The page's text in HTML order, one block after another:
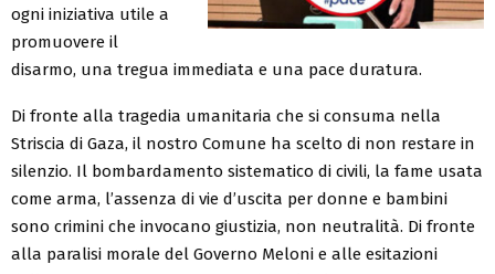
ogni iniziativa utile a
promuovere il
disarmo, una tregua immediata e una pace duratura.
Di fronte alla tragedia umanitaria che si consuma nella
Striscia di Gaza, il nostro Comune ha scelto di non restare in
silenzio. Il bombardamento sistematico di civili, la fame usata
come arma, l’assenza di vie d’uscita per donne e bambini
sono crimini che invocano giustizia, non neutralità. Di fronte
alla paralisi morale del Governo Meloni e alle esitazioni